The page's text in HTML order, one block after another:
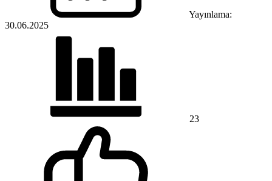
Yayınlama:
30.06.2025
23